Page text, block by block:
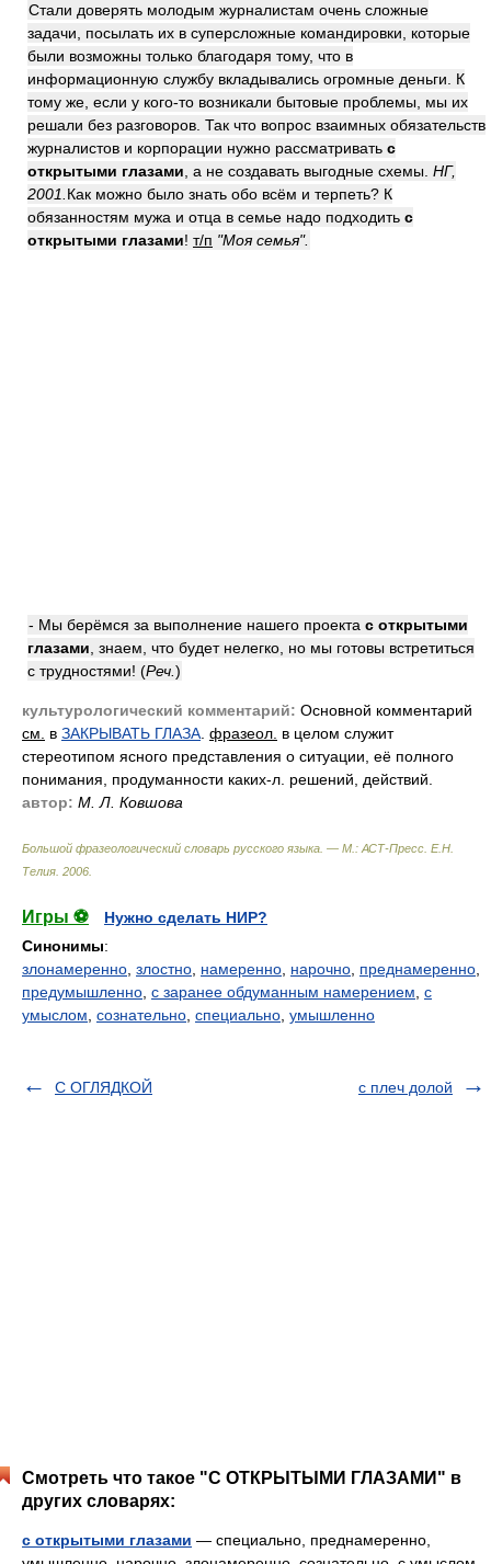
Стали доверять молодым журналистам очень сложные
задачи, посылать их в суперсложные командировки, которые
были возможны только благодаря тому, что в
информационную службу вкладывались огромные деньги. К
тому же, если у кого-то возникали бытовые проблемы, мы их
решали без разговоров. Так что вопрос взаимных обязательств
журналистов и корпорации нужно рассматривать с
открытыми глазами , а не создавать выгодные схемы. НГ,
2001. Как можно было знать обо всём и терпеть? К
обязанностям мужа и отца в семье надо подходить с
открытыми глазами! т/п "Моя семья".
- Мы берёмся за выполнение нашего проекта с открытыми
глазами , знаем, что будет нелегко, но мы готовы встретиться
с трудностями! (Реч. )
культурологический комментарий: Основной комментарий
см.
в ЗАКРЫВАТЬ ГЛАЗА фразеол. в целом служит
стереотипом ясного представления о ситуации, её полного
понимания, продуманности каких-л. решений, действий.
автор: М. Л. Ковшова
Большой фразеологический словарь русского языка. — М.: АСТ-Пресс Е.Н.
Телия 2006
Игры ⚽
Нужно сделать НИР?
Синонимы:
злонамеренно злостно намеренно нарочно преднамеренно
предумышленно с заранее обдуманным намерением с
умыслом сознательно специально умышленно
С ОГЛЯДКОЙ с плеч долой
Смотреть что такое "С ОТКРЫТЫМИ ГЛАЗАМИ" в
других словарях:
с открытыми глазами — специально, преднамеренно,